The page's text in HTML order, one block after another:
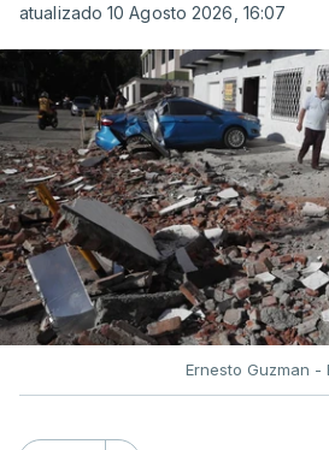
atualizado 10 Agosto 2026, 16:07
Ernesto Guzman -